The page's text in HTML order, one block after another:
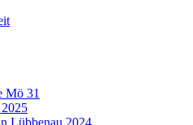
Mö 31
Lübbenau 2024